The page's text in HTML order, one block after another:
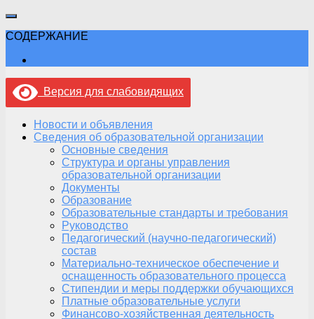
СОДЕРЖАНИЕ
Версия для слабовидящих
Новости и объявления
Сведения об образовательной организации
Основные сведения
Структура и органы управления
образовательной организации
Документы
Образование
Образовательные стандарты и требования
Руководство
Педагогический (научно-педагогический)
состав
Материально-техническое обеспечение и
оснащенность образовательного процесса
Стипендии и меры поддержки обучающихся
Платные образовательные услуги
Финансово-хозяйственная деятельность